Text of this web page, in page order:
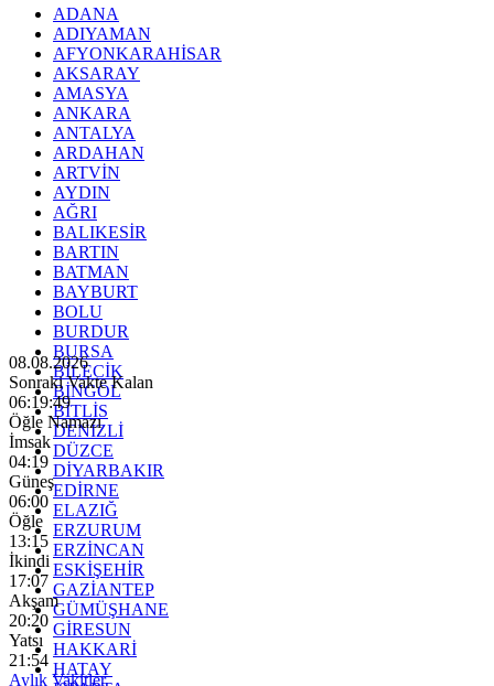
ADANA
ADIYAMAN
AFYONKARAHİSAR
AKSARAY
AMASYA
ANKARA
ANTALYA
ARDAHAN
ARTVİN
AYDIN
AĞRI
BALIKESİR
BARTIN
BATMAN
BAYBURT
BOLU
BURDUR
BURSA
BİLECİK
BİNGÖL
BİTLİS
DENİZLİ
DÜZCE
DİYARBAKIR
EDİRNE
ELAZIĞ
ERZURUM
ERZİNCAN
ESKİŞEHİR
GAZİANTEP
GÜMÜŞHANE
GİRESUN
HAKKARİ
HATAY
08.08.2026
Sonraki Vakte Kalan
06:19:47
Öğle Namazı
İmsak
04:19
Güneş
06:00
Öğle
13:15
İkindi
17:07
Akşam
20:20
Yatsı
21:54
Aylık Vakitler